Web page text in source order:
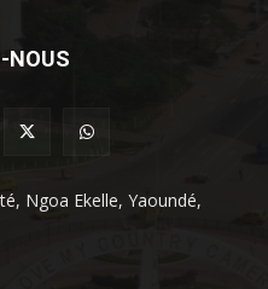
NOUS
Ngoa Ekelle, Yaoundé,